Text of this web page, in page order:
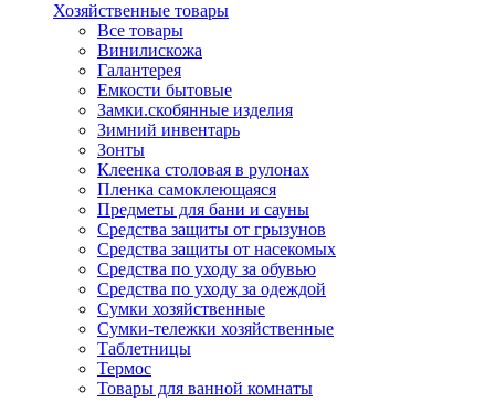
Хозяйственные товары
Все товары
Винилискожа
Галантерея
Емкости бытовые
Замки.скобянные изделия
Зимний инвентарь
Зонты
Клеенка столовая в рулонах
Пленка самоклеющаяся
Предметы для бани и сауны
Средства защиты от грызунов
Средства защиты от насекомых
Средства по уходу за обувью
Средства по уходу за одеждой
Сумки хозяйственные
Сумки-тележки хозяйственные
Таблетницы
Термос
Товары для ванной комнаты